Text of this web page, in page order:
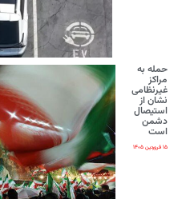
حمله به
مراکز
غیرنظامی
نشان از
استیصال
دشمن
است
۱۵ فروردین ۱۴۰۵